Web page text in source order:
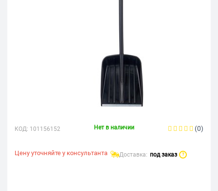
КОД: 101156152 Нет в наличии (0)
Цену уточняйте у консультанта Доставка: под заказ ?